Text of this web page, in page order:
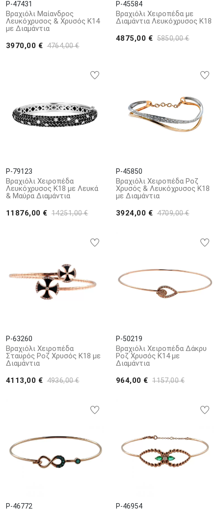
P-47431
Βραχιόλι Μαίανδρος
Λευκόχρυσος & Χρυσός Κ14
με Διαμάντια
3970,00 € 4764,00 €
P-45584
Βραχιόλι Χειροπέδα με
Διαμάντια Λευκόχρυσος Κ18
4875,00 € 5850,00 €
P-79123
Βραχιόλι Χειροπέδα
Λευκόχρυσος Κ18 με Λευκά
& Μαύρα Διαμάντια
11876,00 € 14251,00 €
P-45850
Βραχιόλι Χειροπέδα Ροζ
Χρυσός & Λευκόχρυσος Κ18
με Διαμάντια
3924,00 € 4709,00 €
P-63260
Βραχιόλι Χειροπέδα
Σταυρός Ροζ Χρυσός Κ18 με
Διαμάντια
4113,00 € 4936,00 €
P-50219
Βραχιόλι Χειροπέδα Δάκρυ
Ροζ Χρυσός Κ14 με
Διαμάντια
964,00 € 1157,00 €
P-46772 P-46954